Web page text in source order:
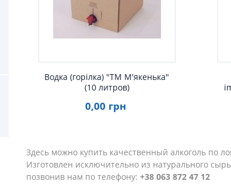
Водка (горілка) "ТМ М'якенька"
(10 литров)
0,00 грн
Здесь можно купить качественный алкоголь по
Изготовлен исключительно из натурального
позвонив нам по телефону: +38 063 872 47 12